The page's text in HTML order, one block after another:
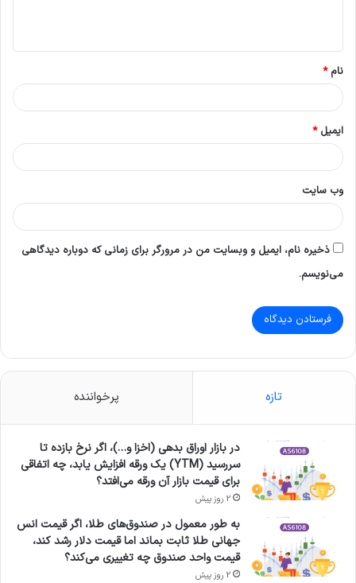
*
نام*
ایمیل*
وب‌ سایت
ذخیره نام، ایمیل و وبسایت من در مرورگر برای زمانی که دوباره دیدگاهی
می‌نویسم.
تازه پرخواننده
در بازار اوراق بدهی (اخزا و…)، اگر نرخ بازده تا
سررسید (YTM) یک ورقه افزایش یابد، چه اتفاقی
برای قیمت بازار آن ورقه می‌افتد؟
2 روز پیش
به طور معمول در صندوق‌های طلا، اگر قیمت انس
جهانی طلا ثابت بماند اما قیمت دلار رشد کند،
قیمت واحد صندوق چه تغییری می‌کند؟
2 روز پیش